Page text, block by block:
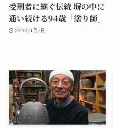
受刑者に継ぐ伝統 塀の中に
通い続ける94歳「塗り師」
2020年1月7日